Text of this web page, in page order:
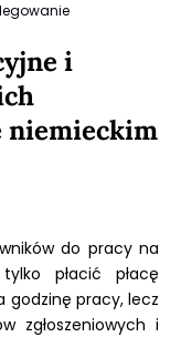
i
niemieckim
do pracy na
płacić płacę
godzinę pracy, lecz
zgłoszeniowych i